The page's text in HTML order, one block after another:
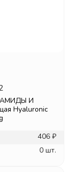
И
Hyaluronic
406 ₽
0 шт.